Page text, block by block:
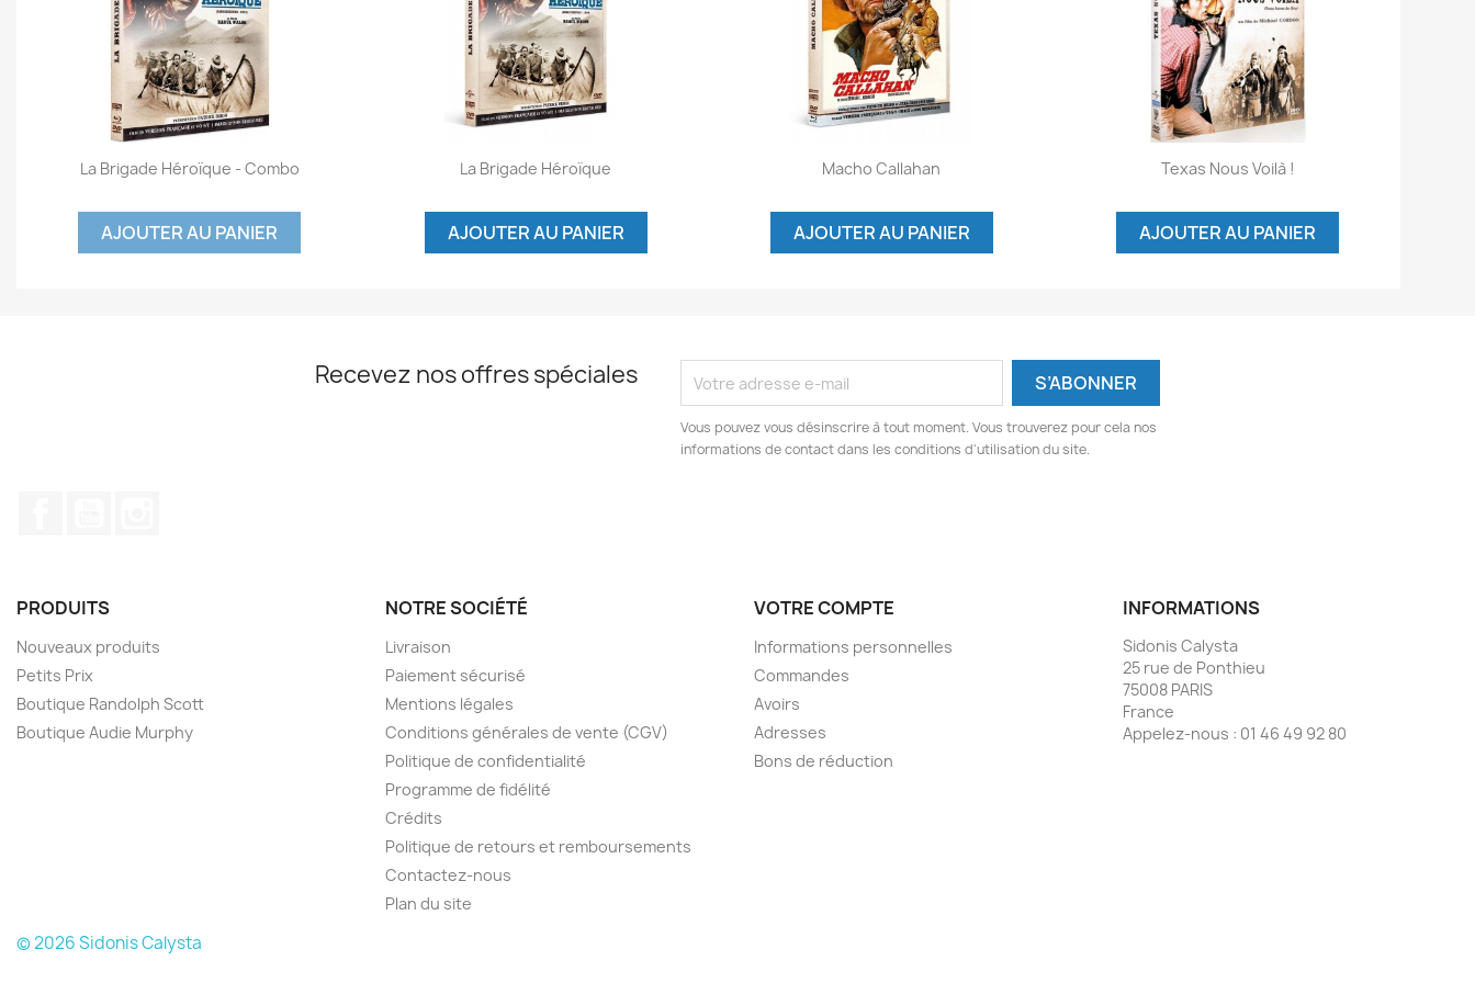
Aperçu rapide
La Brigade Héroïque - Combo
AJOUTER AU PANIER
Aperçu rapide
La Brigade Héroïque
AJOUTER AU PANIER
Aperçu rapide
Macho Callahan
AJOUTER AU PANIER
Aperçu rapide
Texas Nous Voilà !
AJOUTER AU PANIER
Recevez nos offres spéciales
Vous pouvez vous désinscrire à tout moment. Vous trouverez pour cela nos
informations de contact dans les conditions d'utilisation du site.
PRODUITS
Nouveaux produits
Petits Prix
Boutique Randolph Scott
Boutique Audie Murphy
NOTRE SOCIÉTÉ
Livraison
Paiement sécurisé
Mentions légales
Conditions générales de vente (CGV)
Politique de confidentialité
Programme de fidélité
Crédits
Politique de retours et remboursements
Contactez-nous
Plan du site
VOTRE COMPTE
Informations personnelles
Commandes
Avoirs
Adresses
Bons de réduction
INFORMATIONS
Sidonis Calysta
25 rue de Ponthieu
75008 PARIS
France
Appelez-nous : 01 46 49 92 80
© 2026 Sidonis Calysta